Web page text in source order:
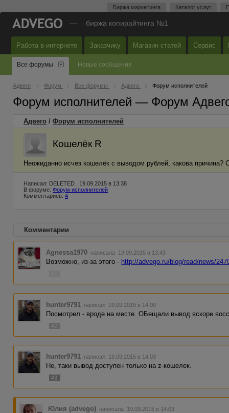
Биржа маркетинга Каталог услуг
— биржа копирайтинга №1
Работа в интернете Заказчику Магазин статей Сервис
Все форумы Новые сообщения
Адвего Форум Все форумы Адвего Форум исполнителей
Форум исполнителей — Форум
Адвего / Форум исполнителей
Кошелёк R
Неожиданно исчез кошелёк с выводом рублей, какова причина?
Написал: DELETED , 19.09.2015 в 13:38
В форуме: Форум исполнителей
Комментариев: 4
Комментарии
Agnessa1970 написала 19.09.2015 в 13:43
Возможно, из-за этого - http://advego.ru/blog/read/news/
hunter9791 написал 19.09.2015 в 14:00
Посмотрел - вроде на месте. ОБещали вывод вскоре
#2
hunter9791 написал 19.09.2015 в 14:03
Не, таки вывод доступен только на z-кошелек.
#3
Юлия (advego) написала 19.09.2015 в 14:03